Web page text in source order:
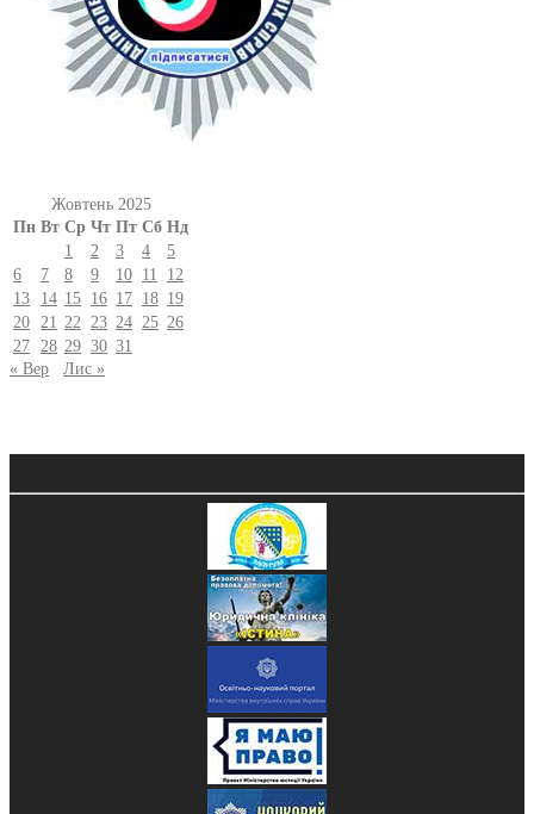
Жовтень 2025
Пн Вт Ср Чт Пт Сб Нд
1
2 3 4
5
6
7 8 9 10 11
12
13
14 15 16 17 18 19
20 21 22 23 24 25 26
27 28 29 30 31
« Вер
Лис »